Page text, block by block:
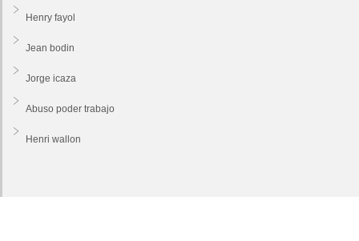
Henry fayol
Jean bodin
Jorge icaza
Abuso poder trabajo
Henri wallon